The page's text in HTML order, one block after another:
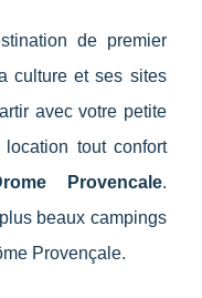
de premier
culture et ses sites
avec votre petite
tout confort
Provencale.
beaux campings
Provençale.